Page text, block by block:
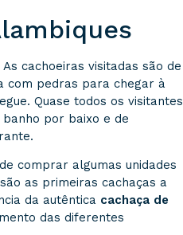
cachoeiras visitadas são de
com pedras para chegar à
Quase todos os visitantes
por baixo e de
comprar algumas unidades
as primeiras cachaças a
da autêntica cachaça de
das diferentes